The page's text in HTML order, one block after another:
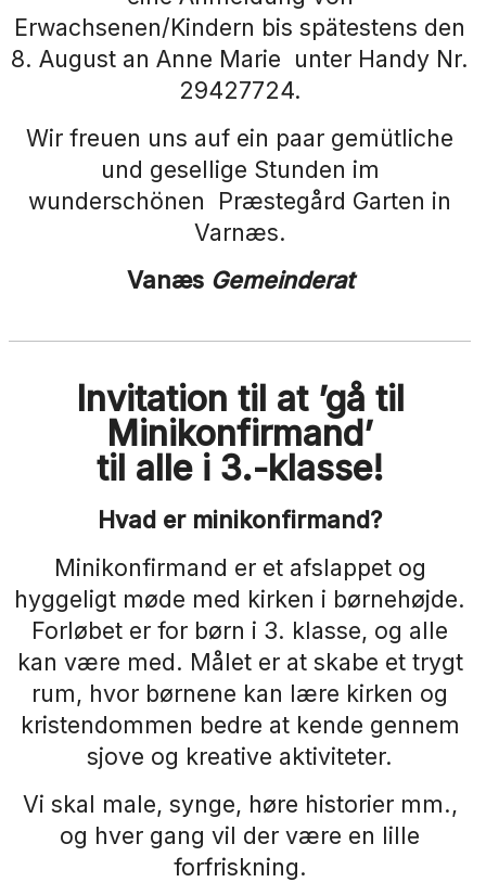
Erwachsenen/Kindern bis spätestens den
8. August an Anne Marie unter Handy Nr.
29427724.
Wir freuen uns auf ein paar gemütliche
und gesellige Stunden im
wunderschönen Præstegård Garten in
Varnæs.
Vanæs Gemeinderat
Invitation til at ’gå til
Minikonfirmand’
til alle i 3.-klasse!
Hvad er minikonfirmand?
Minikonfirmand er et afslappet og
hyggeligt møde med kirken i børnehøjde.
Forløbet er for børn i 3. klasse, og alle
kan være med. Målet er at skabe et trygt
rum, hvor børnene kan lære kirken og
kristendommen bedre at kende gennem
sjove og kreative aktiviteter.
Vi skal male, synge, høre historier mm.,
og hver gang vil der være en lille
forfriskning.